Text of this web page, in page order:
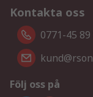
Kontakta oss
0771-45 89
Följ oss på